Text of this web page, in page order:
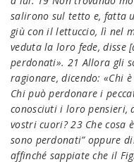
salirono sul tetto e, fatta
giù con il lettuccio, lì nel
veduta la loro fede, disse
perdonati». 21 Allora gli
ragionare, dicendo: «Chi
Chi può perdonare i
conosciuti i loro pensieri,
vostri cuori? 23 Che cosa
sono perdonati” oppure
affinché sappiate che il